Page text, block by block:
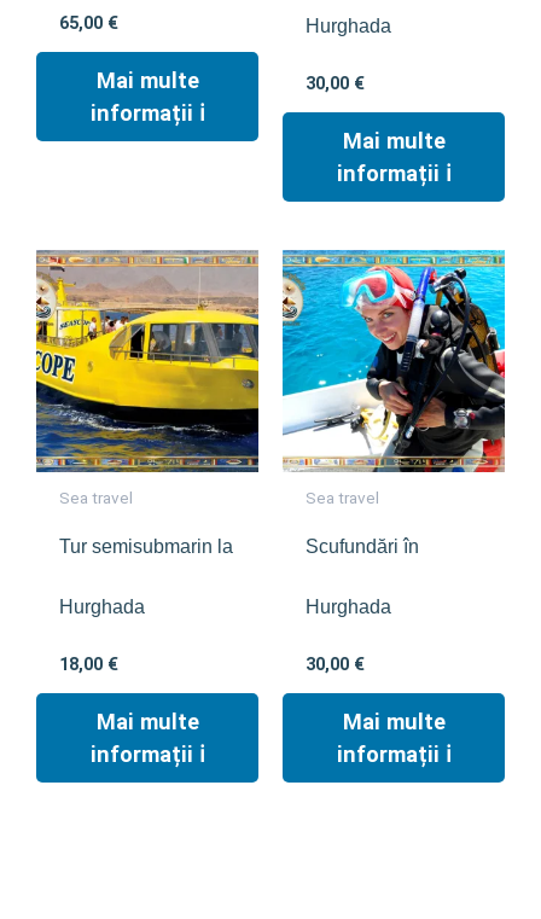
65,00 €
Mai multe
informații ℹ︎
Hurghada
30,00 €
Mai multe
informații ℹ︎
Sea travel
Tur semisubmarin la
Hurghada
18,00 €
Mai multe
informații ℹ︎
Sea travel
Scufundări în
Hurghada
30,00 €
Mai multe
informații ℹ︎